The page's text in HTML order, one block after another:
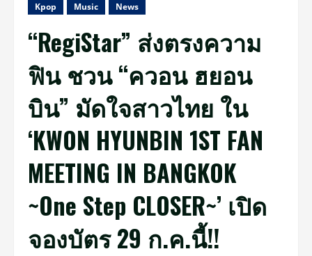
Kpop Music News
“RegiStar” ส่งตรงความ
ฟิน ชวน “ควอน ฮยอน
บิน” มัดใจสาวไทย ใน
‘KWON HYUNBIN 1ST FAN
MEETING IN BANGKOK
~One Step CLOSER~’ เปิด
จองบัตร 29 ก.ค.นี้!!